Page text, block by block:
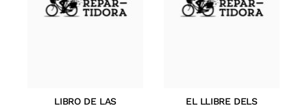
LIBRO DE LAS
EL LLIBRE DELS